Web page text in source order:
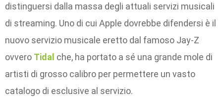
distinguersi dalla massa degli attuali servizi musicali
di streaming. Uno di cui Apple dovrebbe difendersi è il
nuovo servizio musicale eretto dal famoso Jay-Z
ovvero Tidal che, ha portato a sé una grande mole di
artisti di grosso calibro per permettere un vasto
catalogo di esclusive al servizio.